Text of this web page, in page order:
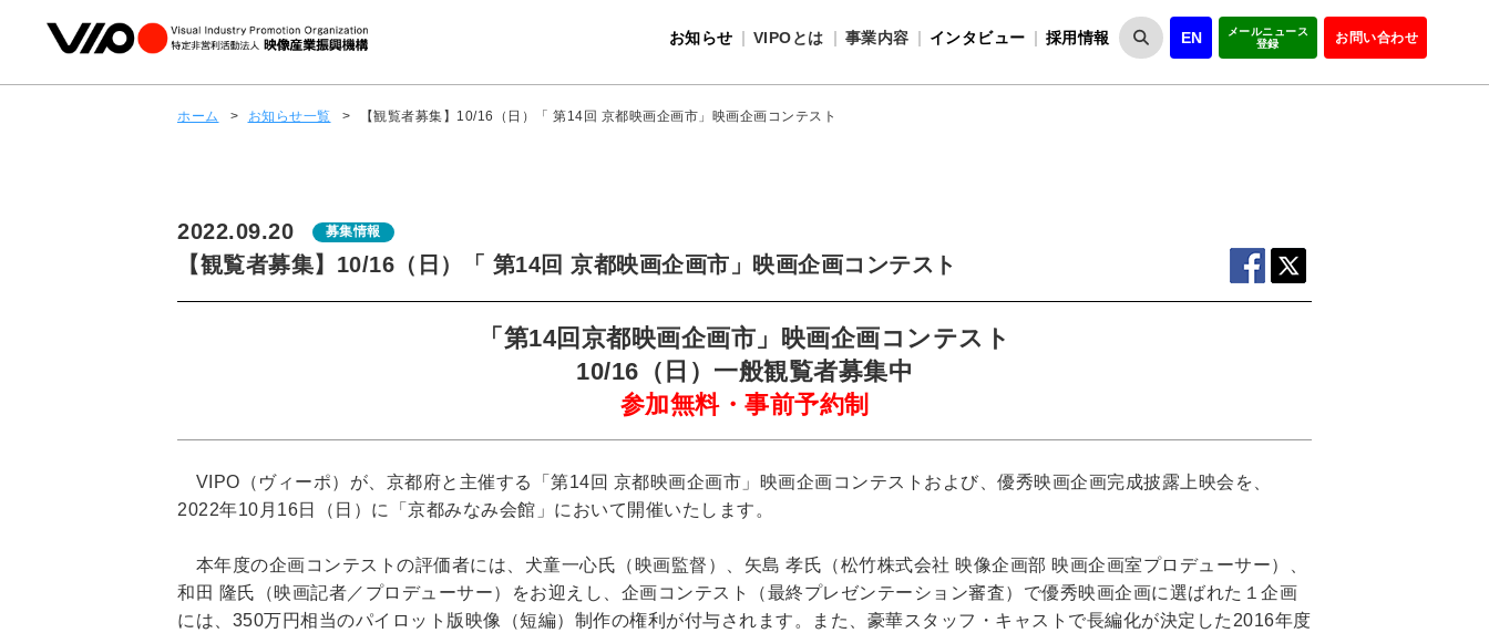
お知らせ VIPOとは
VIPOとは
事業内容
インタビュー 採用情報 EN
メールニュース
登録
お問い合わせ
ホーム > お知らせ一覧 > 【観覧者募集】10/16（日）「 第14回 京都映画企画市」映画企画コンテスト
2022.09.20 募集情報
【観覧者募集】10/16（日）「 第14回 京都映画企画市」映画企画コンテスト
「第14回京都映画企画市」映画企画コンテスト
10/16（日）一般観覧者募集中
参加無料・事前予約制
VIPO（ヴィーポ）が、京都府と主催する「第14回 京都映画企画市」映画企画コンテストおよび、優秀映画企画完成披露上映会を、
2022年10月16日（日）に「京都みなみ会館」において開催いたします。
本年度の企画コンテストの評価者には、犬童一心氏（映画監督）、矢島 孝氏（松竹株式会社 映像企画部 映画企画室プロデューサー）、
和田 隆氏（映画記者／プロデューサー）をお迎えし、企画コンテスト（最終プレゼンテーション審査）で優秀映画企画に選ばれた１企画
には、350万円相当のパイロット版映像（短編）制作の権利が付与されます。また、豪華スタッフ・キャストで長編化が決定した2016年度